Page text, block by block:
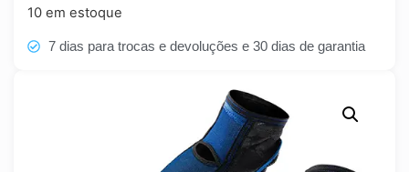
10 em estoque
7 dias para trocas e devoluções e 30 dias de garantia